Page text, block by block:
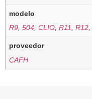
modelo
R9 ,504 ,CLIO ,R11 ,R12
proveedor
CAFH